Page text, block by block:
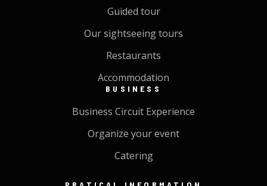
Guided tour
Our sightseeing tours
Restaurants
Accommodation
BUSINESS
Business Circuit Experience
Organize your event
Catering